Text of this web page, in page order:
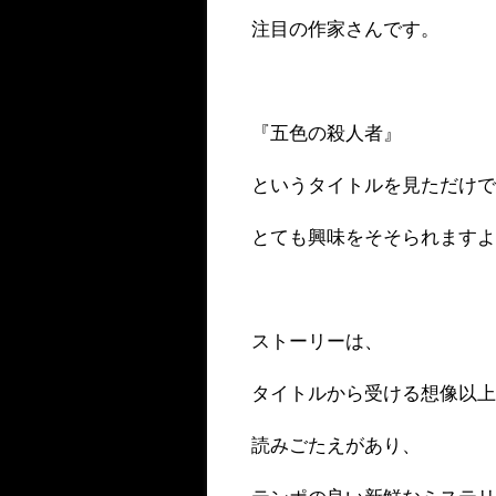
注目の作家さんです。
『五色の殺人者』
というタイトルを見ただけで
とても興味をそそられますよ
ストーリーは、
タイトルから受ける想像以
読みごたえがあり、